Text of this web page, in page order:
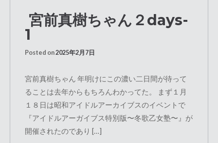
宮前真樹ちゃん２days-
1
Posted on2025年2月7日
宮前真樹ちゃん 年明けにこの濃い二日間が待って
ることは去年からもちろんわかってた。 まず１月
１８日は昭和アイドルアーカイブスのイベントで
『アイドルアーガイブス特別版〜冬歌乙女塾〜』が
開催されたのであり […]